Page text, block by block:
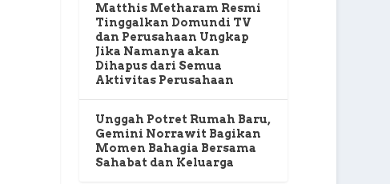
Matthis Metharam Resmi
Tinggalkan Domundi TV
dan Perusahaan Ungkap
Jika Namanya akan
Dihapus dari Semua
Aktivitas Perusahaan
Unggah Potret Rumah Baru,
Gemini Norrawit Bagikan
Momen Bahagia Bersama
Sahabat dan Keluarga